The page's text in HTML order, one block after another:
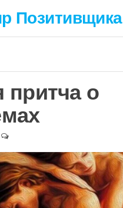
Позитивщика
притча о